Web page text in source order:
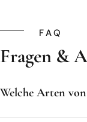
FAQ
Fragen &
Welche Arten